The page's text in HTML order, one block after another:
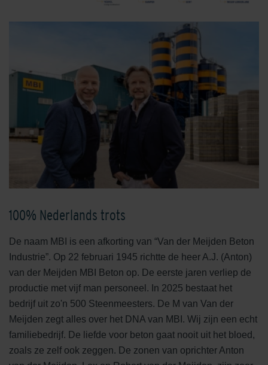
100% Nederlands trots
De naam MBI is een afkorting van “Van der Meijden Beton
Industrie”. Op 22 februari 1945 richtte de heer A.J. (Anton)
van der Meijden MBI Beton op. De eerste jaren verliep de
productie met vijf man personeel. In 2025 bestaat het
bedrijf uit zo'n 500 Steenmeesters. De M van Van der
Meijden zegt alles over het DNA van MBI. Wij zijn een echt
familiebedrijf. De liefde voor beton gaat nooit uit het bloed,
zoals ze zelf ook zeggen. De zonen van oprichter Anton